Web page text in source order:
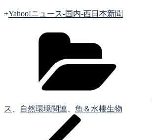
+Yahoo!ニュース-国内-西日本新聞
ス
自然環境関連 魚＆水棲生物